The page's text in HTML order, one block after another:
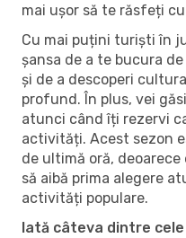
mai ușor să te răsfeți
Cu mai puțini turiști în
șansa de a te bucura
și de a descoperi
profund. În plus, vei
atunci când îți rezervi
activități. Acest sezon
de ultimă oră,
să aibă prima alegere
activități populare.
Iată câteva dintre